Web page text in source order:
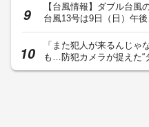
【台風情報】ダブル台
台風13号は9日（日）午後
「また犯人が来るんじゃ
も…防犯カメラが捉えた“